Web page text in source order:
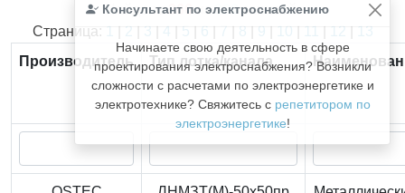
Консультант по электроснабжению
Начинаете свою деятельность в сфере
проектирования электроснабжения? Возникли
сложности с расчетами по электроэнергетике и
электротехнике? Свяжитесь с репетитором по
электроэнергетике!
Найдено366из366записей.
Страница: 1 | 2 | 3 | 4 | 5 | 6 | 7 | 8 | 9 | 10 | 11 | 12 | 13
Производитель
Тип лотка/канала